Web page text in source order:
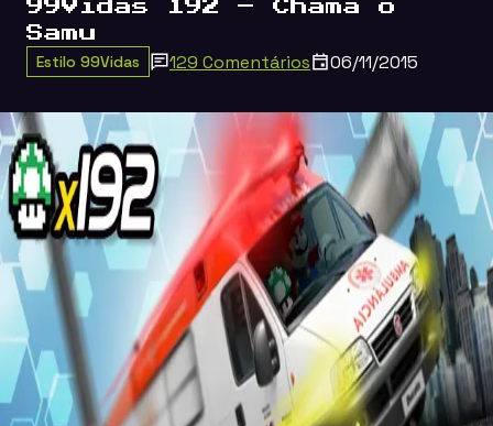
99Vidas 192 – Chama o
Samu
Estilo 99Vidas 129 Comentários 06/11/2015